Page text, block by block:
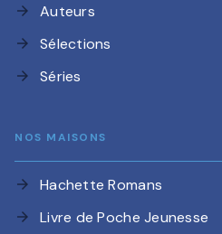
arrow_forward Auteurs
arrow_forward Sélections
arrow_forward Séries
NOS MAISONS
arrow_forward Hachette Romans
arrow_forward Livre de Poche Jeunesse